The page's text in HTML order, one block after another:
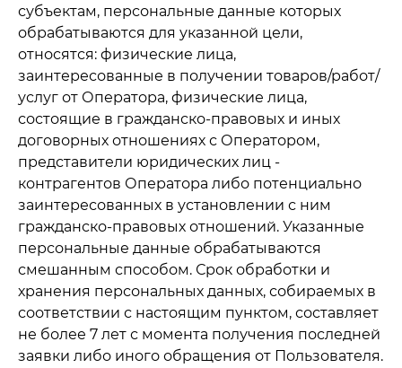
субъектам, персональные данные которых
обрабатываются для указанной цели,
относятся: физические лица,
заинтересованные в получении товаров/работ/
услуг от Оператора, физические лица,
состоящие в гражданско-правовых и иных
договорных отношениях с Оператором,
представители юридических лиц -
контрагентов Оператора либо потенциально
заинтересованных в установлении с ним
гражданско-правовых отношений. Указанные
персональные данные обрабатываются
смешанным способом. Срок обработки и
хранения персональных данных, собираемых в
соответствии с настоящим пунктом, составляет
не более 7 лет с момента получения последней
заявки либо иного обращения от Пользователя.